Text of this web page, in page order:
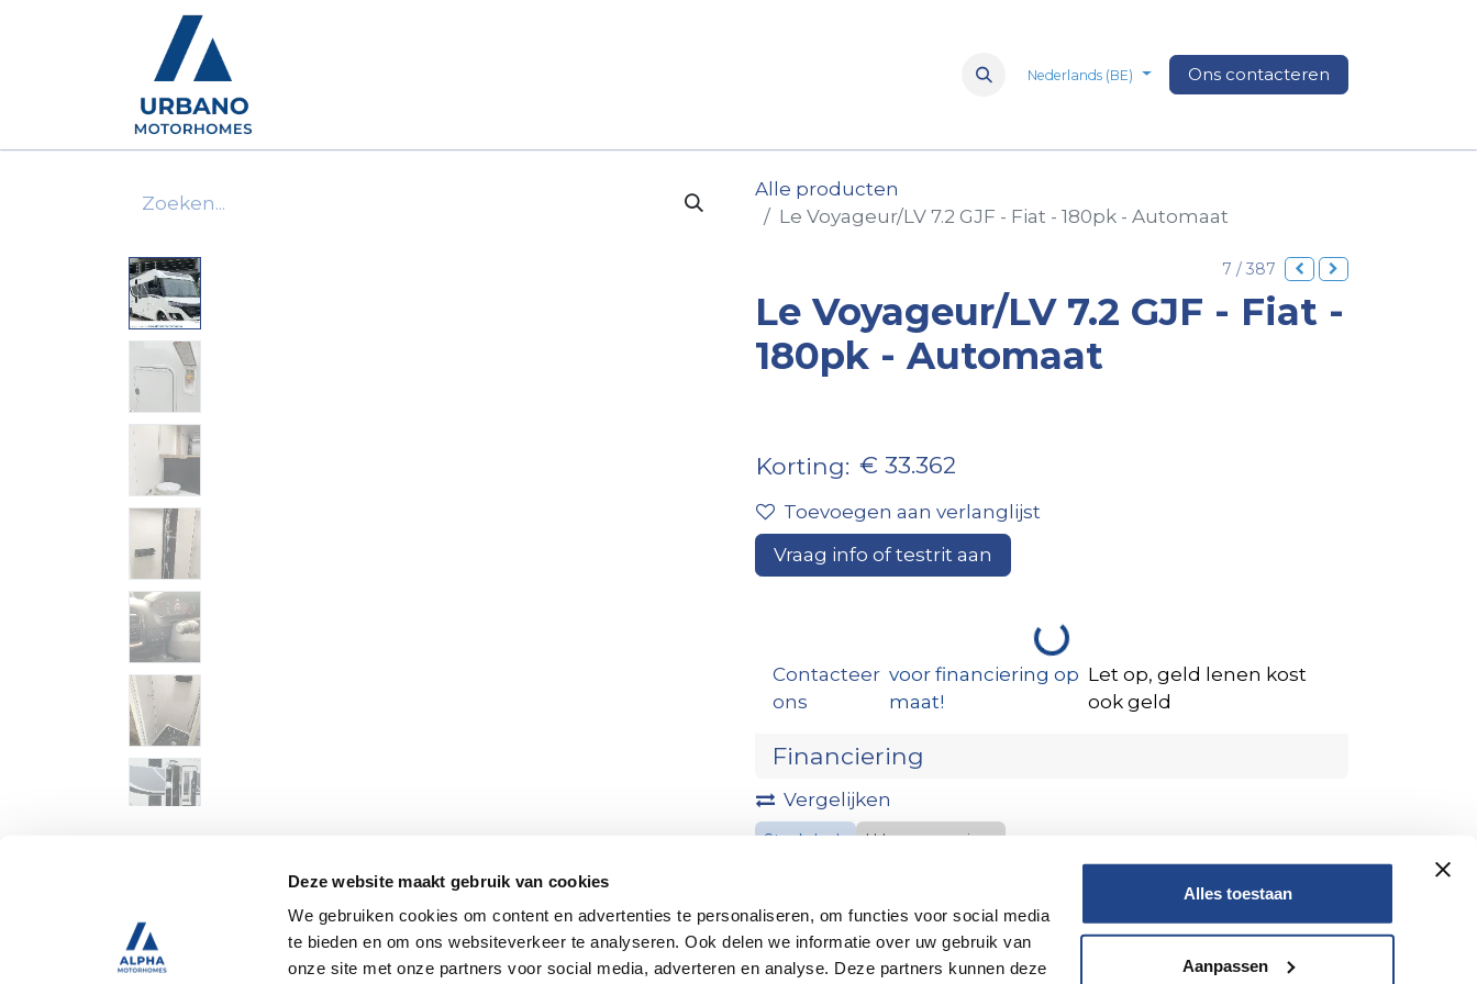
Deze website maakt gebruik van cookies
We gebruiken cookies om content en advertenties te personaliseren, om functies voor social media
te bieden en om ons websiteverkeer te analyseren. Ook delen we informatie over uw gebruik van
onze site met onze partners voor social media, adverteren en analyse. Deze partners kunnen deze
Alles toestaan
Aanpassen
Merken Over Ons Media Veelgestelde vragen
Nederlands (BE) Ons contacteren
Alle producten
Le Voyageur/LV 7.2 GJF - Fiat - 180pk - Automaat
7 / 387
Le Voyageur/LV 7.2 GJF - Fiat -
180pk - Automaat
Korting: € 33.362
Toevoegen aan verlanglijst
Vraag info of testrit aan
Contacteer
ons
voor financiering op
maat!
Let op, geld lenen kost
ook geld
Financiering
Vergelijken
Stockdeals Urbano premium
Specificaties